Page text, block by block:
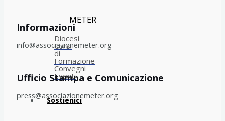
METER
Diocesi
Corsi
di
Formazione
Convegni
Eventi
Sostienici
Informazioni
info@associazionemeter.org
Ufficio Stampa e Comunicazione
press@associazionemeter.org